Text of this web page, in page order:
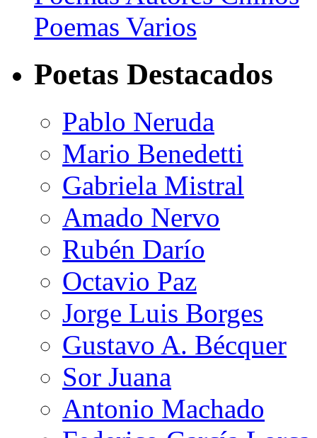
Poemas Varios
Poetas Destacados
Pablo Neruda
Mario Benedetti
Gabriela Mistral
Amado Nervo
Rubén Darío
Octavio Paz
Jorge Luis Borges
Gustavo A. Bécquer
Sor Juana
Antonio Machado